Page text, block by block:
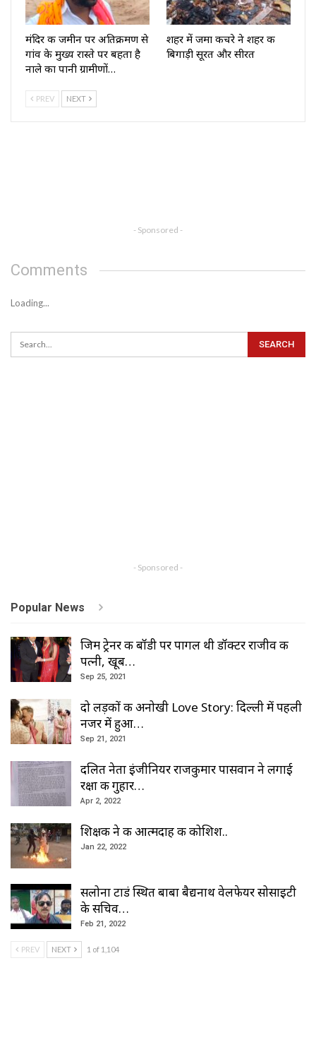
मंदिर की जमीन पर अतिक्रमण से
गांव के मुख्य रास्ते पर बहता है
नाले का पानी ग्रामीणों…
शहर में जमा कचरे ने शहर की
बिगाड़ी सूरत और सीरत
PREV NEXT
- Sponsored -
Comments
Loading...
- Sponsored -
Popular News
जिम ट्रेनर की बॉडी पर पागल थी डॉक्टर राजीव की
पत्नी, खूब…
Sep 25, 2021
दो लड़कों की अनोखी Love Story: दिल्ली में पहली
नजर में हुआ…
Sep 21, 2021
दलित नेता इंजीनियर राजकुमार पासवान ने लगाई
रक्षा की गुहार…
Apr 2, 2022
शिक्षक ने की आत्मदाह की कोशिश..
Jan 22, 2022
सलोना टाडं स्थित बाबा बैद्यनाथ वेलफेयर सोसाइटी
के सचिव…
Feb 21, 2022
PREV NEXT 1 of 1,104